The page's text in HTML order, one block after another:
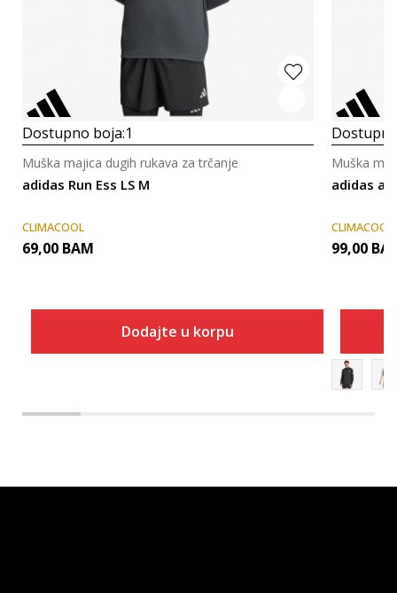
Dostupno boja:1
adidas Run Ess LS M
Muška majica dugih rukava za trčanje
CLIMACOOL
69,00 BAM
Dodajte u korpu
adidas
Muška
CLIMACOOL
99,00